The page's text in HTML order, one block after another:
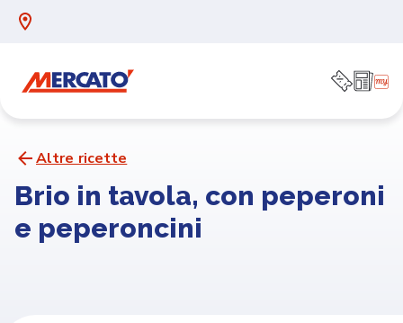
Altre ricette
Brio in tavola, con peperoni
e peperoncini